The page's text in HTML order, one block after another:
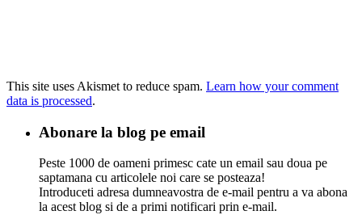
This site uses Akismet to reduce spam. Learn how your comment
data is processed.
Abonare la blog pe email
Peste 1000 de oameni primesc cate un email sau doua pe
saptamana cu articolele noi care se posteaza!
Introduceti adresa dumneavostra de e-mail pentru a va abona
la acest blog si de a primi notificari prin e-mail.